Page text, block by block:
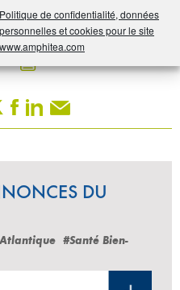
Politique de confidentialité, données
personnelles et cookies pour le site
www.amphitea.com
5/5 1vote
DU
#Santé Bien-